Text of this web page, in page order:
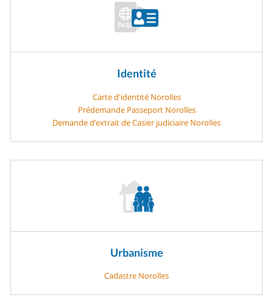
Identité
Carte d'identité Norolles
Prédemande Passeport Norolles
Demande d’extrait de Casier judiciaire Norolles
Urbanisme
Cadastre Norolles